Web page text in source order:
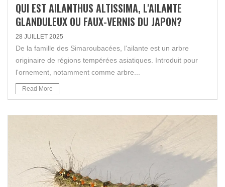
QUI EST AILANTHUS ALTISSIMA, L'AILANTE
GLANDULEUX OU FAUX-VERNIS DU JAPON?
28 JUILLET 2025
De la famille des Simaroubacées, l'ailante est un arbre
originaire de régions tempérées asiatiques. Introduit pour
l'ornement, notamment comme arbre...
Read More